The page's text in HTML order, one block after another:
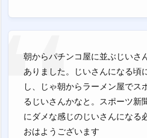
朝からパチンコ屋に並ぶじいさ
ありました。じいさんになる頃
し、じゃ朝からラーメン屋でス
るじいさんかなと。スポーツ新
にダメな感じのじいさんになる
おはようございます